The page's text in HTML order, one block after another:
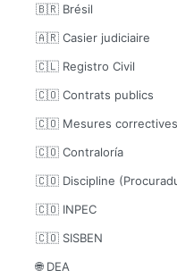
🇧🇷 Brésil
🇦🇷 Casier judiciaire
🇨🇱 Registro Civil
🇨🇴 Contrats publics
🇨🇴 Mesures correctives
🇨🇴 Contraloría
🇨🇴 Discipline
🇨🇴 INPEC
🇨🇴 SISBEN
🌐 DEA